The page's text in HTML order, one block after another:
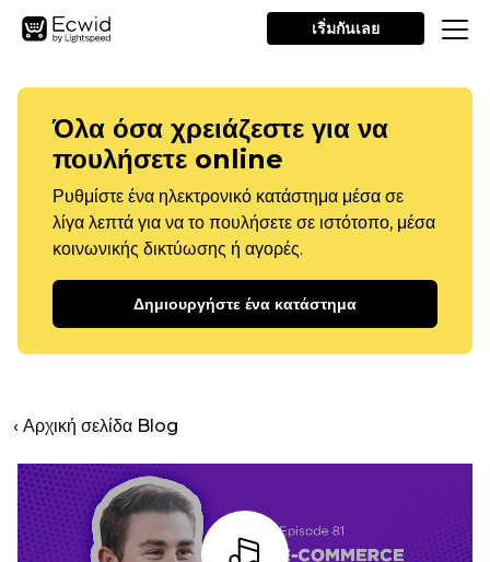
เริ่มกันเลย
Όλα όσα χρειάζεστε για να
πουλήσετε online
Ρυθμίστε ένα ηλεκτρονικό κατάστημα μέσα σε
λίγα λεπτά για να το πουλήσετε σε ιστότοπο, μέσα
κοινωνικής δικτύωσης ή αγορές.
Δημιουργήστε ένα κατάστημα
‹ Αρχική σελίδα Blog